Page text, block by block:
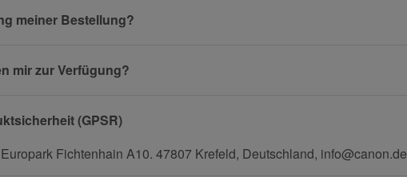
meiner Bestellung?
mir zur Verfügung?
(GPSR)
Fichtenhain A10. 47807 Krefeld, Deutschland, info@canon.de